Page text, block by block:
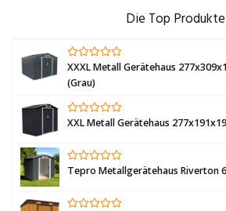
Die Top Produkte
XXXL Metall Gerätehaus
(Grau)
XXL Metall Gerätehaus
Tepro Metallgerätehaus Riverton